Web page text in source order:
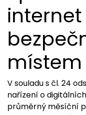
internet
místem
V souladu s čl. 24
nařízení o
průměrný měsíční